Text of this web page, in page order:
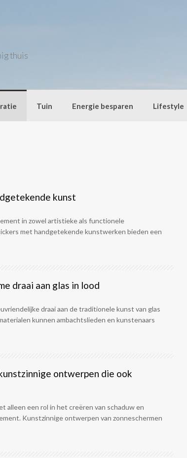
thuis
Tuin Energie besparen Lifestyle
kunst
in zowel artistieke als functionele
met handgetekende kunstwerken bieden een
draai aan glas in lood
draai aan de traditionele kunst van glas
kunnen ambachtslieden en kunstenaars
ontwerpen die ook
alleen een rol in het creëren van schaduw en
Kunstzinnige ontwerpen van zonneschermen